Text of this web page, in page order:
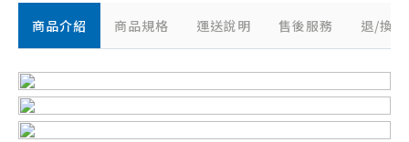
商品介紹 商品規格 運送說明 售後服務 退/換